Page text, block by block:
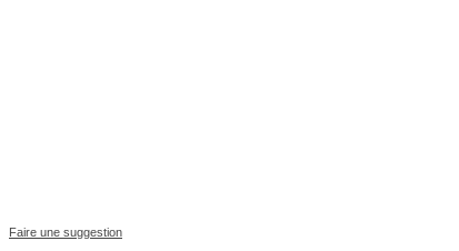
Faire une suggestion